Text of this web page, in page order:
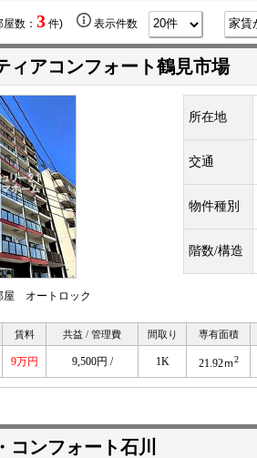
数： 3 件) 表示件数
ィアコンフォート鶴見市場
所在地
交通
物件種別
階数/構造
オートロック
賃料 共益 / 管理費 間取り 専有面積
9万円 9,500円 / 1K 21.92ｍ2
コンフォート石川